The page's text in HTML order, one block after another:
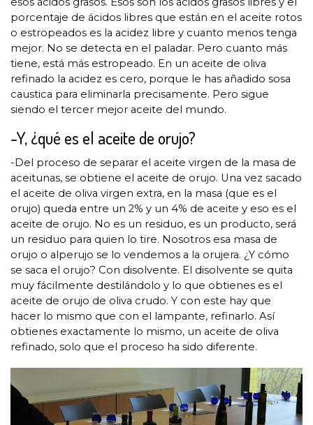
porcentaje de ácidos libres que están en el aceite rotos
o estropeados es la acidez libre y cuanto menos tenga
mejor. No se detecta en el paladar. Pero cuanto más
tiene, está más estropeado. En un aceite de oliva
refinado la acidez es cero, porque le has añadido sosa
caustica para eliminarla precisamente. Pero sigue
siendo el tercer mejor aceite del mundo.
-Y, ¿qué es el aceite de orujo?
-Del proceso de separar el aceite virgen de la masa de
aceitunas, se obtiene el aceite de orujo. Una vez sacado
el aceite de oliva virgen extra, en la masa (que es el
orujo) queda entre un 2% y un 4% de aceite y eso es el
aceite de orujo. No es un residuo, es un producto, será
un residuo para quien lo tire. Nosotros esa masa de
orujo o alperujo se lo vendemos a la orujera. ¿Y cómo
se saca el orujo? Con disolvente. El disolvente se quita
muy fácilmente destilándolo y lo que obtienes es el
aceite de orujo de oliva crudo. Y con este hay que
hacer lo mismo que con el lampante, refinarlo. Así
obtienes exactamente lo mismo, un aceite de oliva
refinado, solo que el proceso ha sido diferente.